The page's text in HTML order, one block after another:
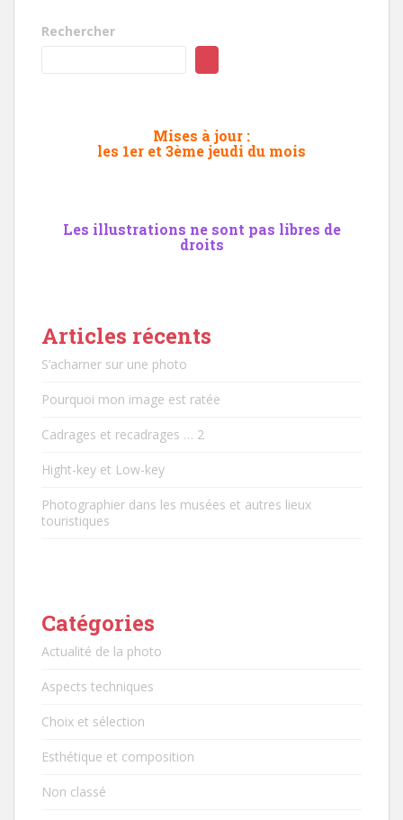
Rechercher
Mises à jour :
les 1er et 3ème jeudi du mois
Les illustrations ne sont pas libres de
droits
Articles récents
S’acharner sur une photo
Pourquoi mon image est ratée
Cadrages et recadrages … 2
Hight-key et Low-key
Photographier dans les musées et autres lieux
touristiques
Catégories
Actualité de la photo
Aspects techniques
Choix et sélection
Esthétique et composition
Non classé